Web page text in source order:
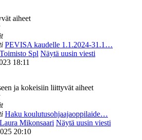
aiheet
PEVISA kaudelle 1.1.2024-31.1…
Toimisto Spl Näytä uusin viesti
18:11
ja kokeisiin liittyvät aiheet
Haku koulutusohjaajaoppilaide…
Laura Mikonsaari Näytä uusin viesti
20:10